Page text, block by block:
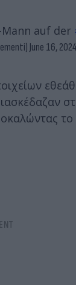
auf der
June 16, 2024